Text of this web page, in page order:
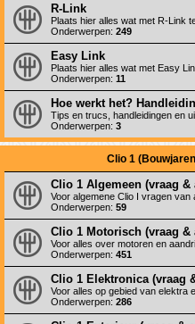
R-Link
Plaats hier alles wat met R-Link
Onderwerpen: 249
Easy Link
Plaats hier alles wat met Easy
Onderwerpen: 11
Hoe werkt het?
Tips en trucs, handleidingen en
Onderwerpen: 3
Clio 1
Clio 1 Algemeen (vraag &
Voor algemene Clio I vragen
Onderwerpen: 59
Clio 1 Motorisch (vraag &
Voor alles over motoren en
Onderwerpen: 451
Clio 1 Elektronica (vraag
Voor alles op gebied van elektra
Onderwerpen: 286